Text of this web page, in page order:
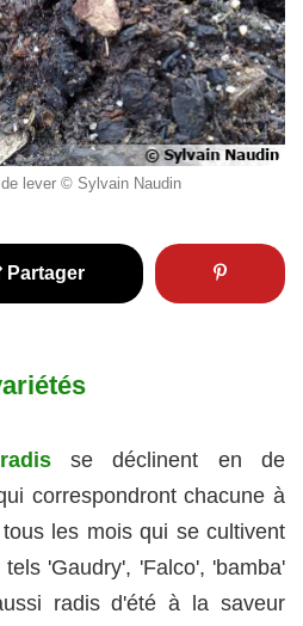
lever © Sylvain Naudin
Partager
se déclinent en de
correspondront chacune à
les mois qui se cultivent
'Gaudry', 'Falco', 'bamba'
radis d'été à la saveur